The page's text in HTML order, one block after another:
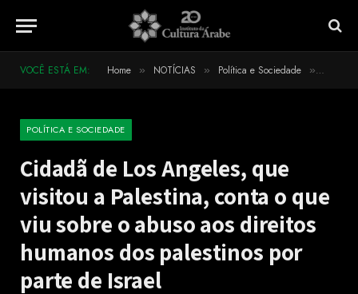
VOCÊ ESTÁ EM: Home » NOTÍCIAS » Política e Sociedade »
POLÍTICA E SOCIEDADE
Cidadã de Los Angeles, que
visitou a Palestina, conta o que
viu sobre o abuso aos direitos
humanos dos palestinos por
parte de Israel